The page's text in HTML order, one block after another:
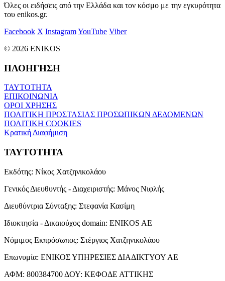
Όλες οι ειδήσεις από την Ελλάδα και τον κόσμο με την εγκυρότητα
του enikos.gr.
Facebook X InstagramYouTube Viber
© 2026 ENIKOS
ΠΛΟΗΓΗΣΗ
ΤΑΥΤΟΤΗΤΑ
ΕΠΙΚΟΙΝΩΝΙΑ
ΟΡΟΙ ΧΡΗΣΗΣ
ΠΟΛΙΤΙΚΗ ΠΡΟΣΤΑΣΙΑΣ ΠΡΟΣΩΠΙΚΩΝ ΔΕΔΟΜΕΝΩΝ
ΠΟΛΙΤΙΚΗ COOKIES
Κρατική Διαφήμιση
ΤΑΥΤΟΤΗΤΑ
Εκδότης: Νίκος Χατζηνικολάου
Γενικός Διευθυντής - Διαχειριστής: Μάνος Νιφλής
Διευθύντρια Σύνταξης: Στεφανία Κασίμη
Ιδιοκτησία - Δικαιούχος domain: ENIKOS AE
Νόμιμος Εκπρόσωπος: Στέργιος Χατζηνικολάου
Επωνυμία: ΕΝΙΚΟΣ ΥΠΗΡΕΣΙΕΣ ΔΙΑΔΙΚΤΥΟΥ ΑΕ
ΑΦΜ: 800384700 ΔΟΥ: ΚΕΦΟΔΕ ΑΤΤΙΚΗΣ